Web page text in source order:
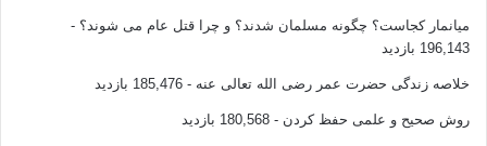
میانمار کجاست؟ چگونه مسلمان شدند؟ و چرا قتل عام می شوند؟ -
196,143 بازدید
خلاصه زندگی حضرت عمر رضی الله تعالی عنه - 185,476 بازدید
روش صحیح و علمی حفظ کردن - 180,568 بازدید